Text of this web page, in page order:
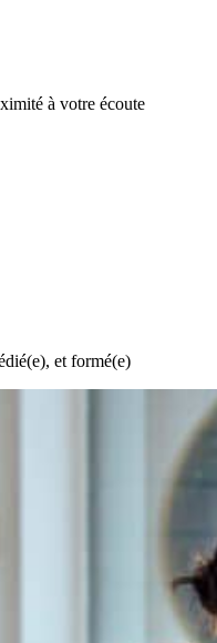
à votre écoute
et formé(e)